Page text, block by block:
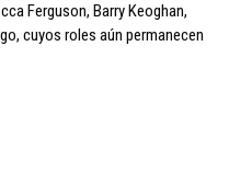
Ferguson, Barry Keoghan,
cuyos roles aún permanecen